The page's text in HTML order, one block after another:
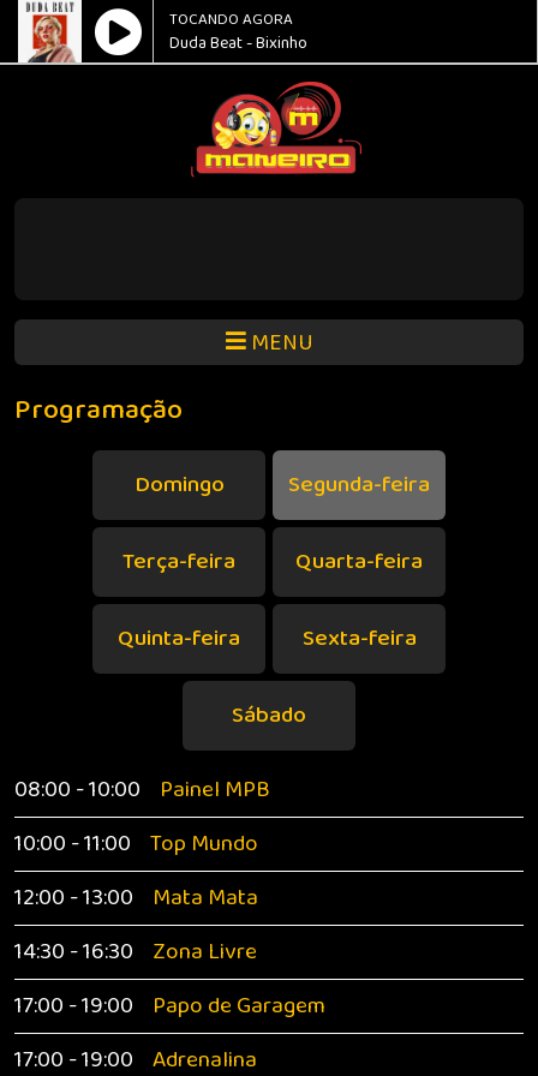
TOCANDO AGORA
Duda Beat - Bixinho
MENU
Programação
Domingo Segunda-feira
Terça-feira Quarta-feira
Quinta-feira Sexta-feira
Sábado
08:00 - 10:00
Painel MPB
10:00 - 11:00 Top Mundo
12:00 - 13:00
Mata Mata
14:30 - 16:30 Zona Livre
17:00 - 19:00
Papo de Garagem
17:00 - 19:00 Adrenalina